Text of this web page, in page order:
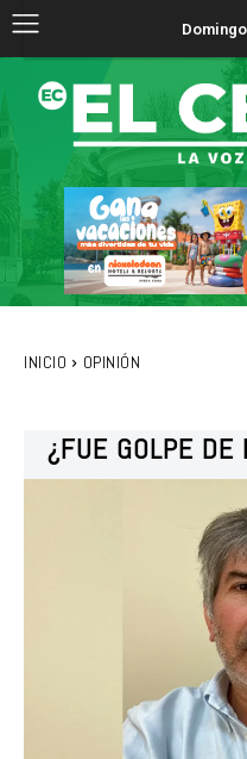
INICIO OPINIÓN
¿FUE GOLPE DE